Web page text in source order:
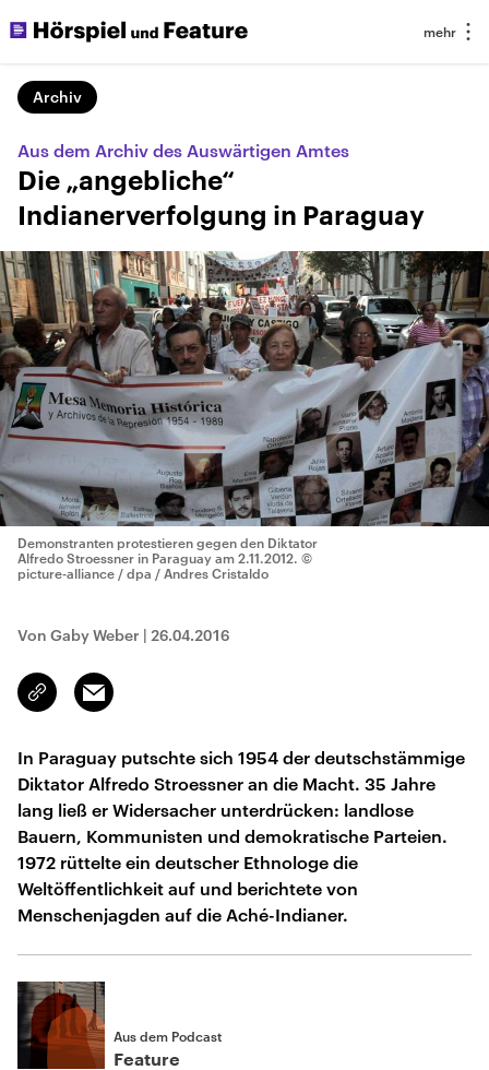
Archiv
Aus dem Archiv des Auswärtigen Amtes
Die „angebliche“
Indianerverfolgung in Paraguay
Demonstranten protestieren gegen den Diktator
Alfredo Stroessner in Paraguay am 2.11.2012. ©
picture-alliance / dpa / Andres Cristaldo
Von Gaby Weber | 26.04.2016
Link
kopieren/teilen
Email
In Paraguay putschte sich 1954 der deutschstämmige
Diktator Alfredo Stroessner an die Macht. 35 Jahre
lang ließ er Widersacher unterdrücken: landlose
Bauern, Kommunisten und demokratische Parteien.
1972 rüttelte ein deutscher Ethnologe die
Weltöffentlichkeit auf und berichtete von
Menschenjagden auf die Aché-Indianer.
Aus dem Podcast
Feature